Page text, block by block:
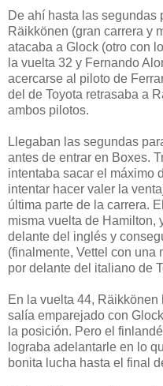
De ahí hasta las segundas
Räikkönen (gran carrera y
atacaba a Glock (otro con
la vuelta 32 y Fernando
acercarse al piloto de
del de Toyota retrasaba a
ambos pilotos.
Llegaban las segundas
antes de entrar en Boxes.
intentaba sacar el máximo
intentar hacer valer la
última parte de la carrera.
misma vuelta de Hamilton,
delante del inglés y
(finalmente, Vettel con una
por delante del italiano de
En la vuelta 44,
salía emparejado con
la posición. Pero el
lograba adelantarle en lo
bonita lucha hasta el final